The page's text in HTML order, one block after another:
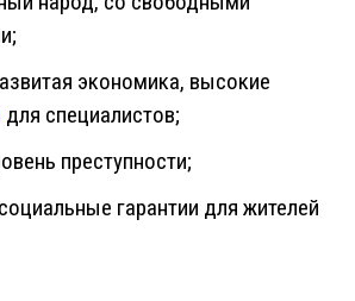
экономика, высокие
для специалистов;
преступности;
гарантии для жителей